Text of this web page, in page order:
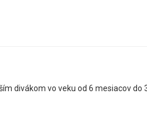
divákom vo veku od 6 mesiacov do